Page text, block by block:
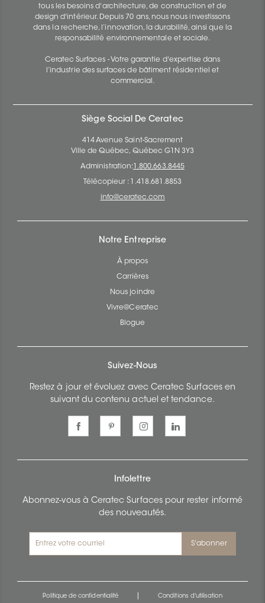
tous les besoins d'architecture, de construction et de
design d'intérieur. Depuis 70 ans, nous nous investissons
dans la recherche, l’innovation, la durabilité, ainsi que la
responsabilité environnementale et sociale.
Ceratec Surfaces - Votre garantie d'expertise dans
l’industrie des surfaces de bâtiment résidentiel et
commercial.
Siège Social De Ceratec
414 Avenue Saint-Sacrement
Ville de Québec, Québec G1N 3Y3
Administration: 1.800.663.8445
Télécopieur : 1.418.681.8853
info@ceratec.com
Notre Entreprise
À propos
Carrières
Nous joindre
Vivre@Ceratec
Blogue
Suivez-Nous
Restez à jour et évoluez avec Ceratec Surfaces en
suivant du contenu actuel et tendance.
Infolettre
Abonnez-vous à Ceratec Surfaces pour rester informé
des nouveautés.
S'abonner
Politique de confidentialité Conditions d'utilisation